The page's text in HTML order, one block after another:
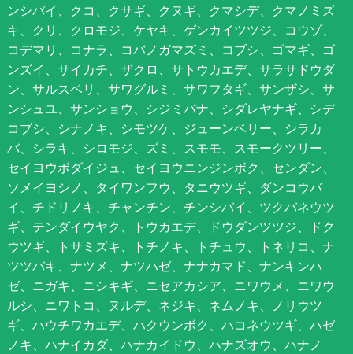
ンシバイ、クコ、クサギ、クヌギ、クマシデ、クマノミズ
キ、クリ、クロモジ、ケヤキ、ゲンカイツツジ、コウゾ、
コデマリ、コナラ、コバノガマズミ、コブシ、ゴマギ、ゴ
ンズイ、サイカチ、ザクロ、サトウカエデ、サラサドウダ
ン、サルスベリ、サワグルミ、サワフタギ、サンザシ、サ
ンシュユ、サンショウ、シジミバナ、シダレヤナギ、シデ
コブシ、シナノキ、シモツケ、ジューンベリー、シラカ
バ、シラキ、シロモジ、ズミ、スモモ、スモークツリー、
セイヨウボダイジュ、セイヨウニンジンボク、センダン、
ソメイヨシノ、タイワンフウ、タニウツギ、ダンコウバ
イ、チドリノキ、チャンチン、チンシバイ、ツクバネウツ
ギ、テンダイウヤク、トウカエデ、ドウダンツツジ、ドク
ウツギ、トサミズキ、トチノキ、トチュウ、トネリコ、ナ
ツツバキ、ナツメ、ナツハゼ、ナナカマド、ナンキンハ
ゼ、ニガキ、ニシキギ、ニセアカシア、ニワウメ、ニワウ
ルシ、ニワトコ、ヌルデ、ネジキ、ネムノキ、ノリウツ
ギ、ハウチワカエデ、ハクウンボク、ハコネウツギ、ハゼ
ノキ、ハナイカダ、ハナカイドウ、ハナズオウ、ハナノ